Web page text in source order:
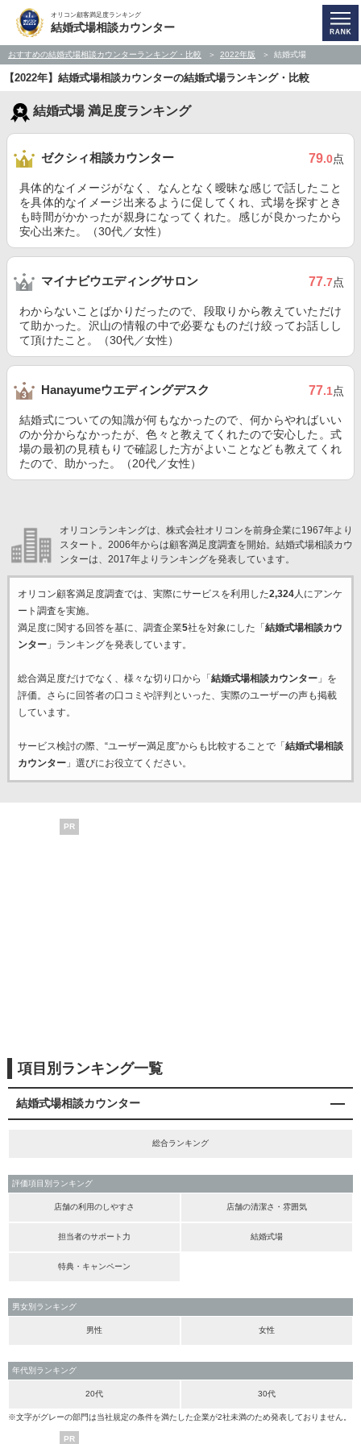
オリコン顧客満足度ランキング
結婚式場相談カウンター
おすすめの結婚式場相談カウンターランキング・比較 2022年版 結婚式場
【2022年】結婚式場相談カウンターの結婚式場ランキング・比較
結婚式場 満足度ランキング
ゼクシィ相談カウンター 79.0点
具体的なイメージがなく、なんとなく曖昧な感じで話したこと
を具体的なイメージ出来るように促してくれ、式場を探すとき
も時間がかかったが親身になってくれた。感じが良かったから
安心出来た。（30代／女性）
マイナビウエディングサロン 77.7点
わからないことばかりだったので、段取りから教えていただけ
て助かった。沢山の情報の中で必要なものだけ絞ってお話しし
て頂けたこと。（30代／女性）
Hanayumeウエディングデスク 77.1点
結婚式についての知識が何もなかったので、何からやればいい
のか分からなかったが、色々と教えてくれたので安心した。式
場の最初の見積もりで確認した方がよいことなども教えてくれ
たので、助かった。（20代／女性）
オリコンランキングは、株式会社オリコンを前身企業に1967年より
スタート。2006年からは顧客満足度調査を開始。結婚式場相談カウ
ンターは、2017年よりランキングを発表しています。
オリコン顧客満足度調査では、実際にサービスを利用した2,324人にアンケ
ート調査を実施。
満足度に関する回答を基に、調査企業5社を対象にした「 結婚式場相談カウ
ンター」ランキングを発表しています。
総合満足度だけでなく、様々な切り口から「 結婚式場相談カウンター」を
評価。さらに回答者の口コミや評判といった、実際のユーザーの声も掲載
しています。
サービス検討の際、“ユーザー満足度”からも比較することで「 結婚式場相談
カウンター」選びにお役立てください。
PR
項目別ランキング一覧
結婚式場相談カウンター
総合ランキング
評価項目別ランキング
店舗の利用のしやすさ 店舗の清潔さ・雰囲気
担当者のサポート力 結婚式場
特典・キャンペーン
男女別ランキング
男性 女性
年代別ランキング
20代 30代
※文字がグレーの部門は当社規定の条件を満たした企業が2社未満のため発表しておりません。
PR